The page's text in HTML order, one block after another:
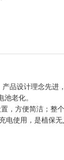
品设计理念先进，
老化。
，方便简洁 ； 整
电使用， 是植保无